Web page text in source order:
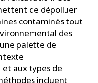
de dépolluer
contaminés tout
des
palette de
aux types de
incluent